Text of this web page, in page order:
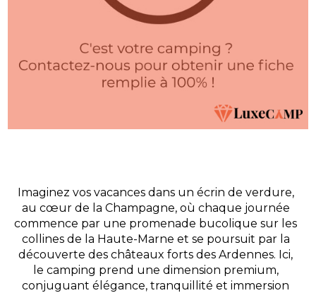
Imaginez vos vacances dans un écrin de verdure,
au cœur de la Champagne, où chaque journée
commence par une promenade bucolique sur les
collines de la Haute-Marne et se poursuit par la
découverte des châteaux forts des Ardennes. Ici,
le camping prend une dimension premium,
conjuguant élégance, tranquillité et immersion